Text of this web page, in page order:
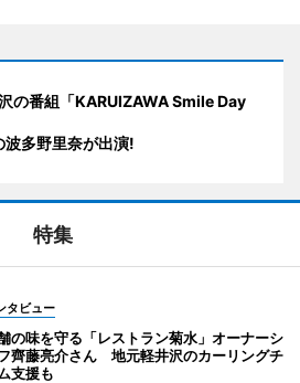
の番組「KARUIZAWA Smile Day
波多野里奈が出演!
特集
タビュー
の味を守る「レストラン菊水」オーナーシ
齊藤亮介さん 地元軽井沢のカーリングチ
支援も